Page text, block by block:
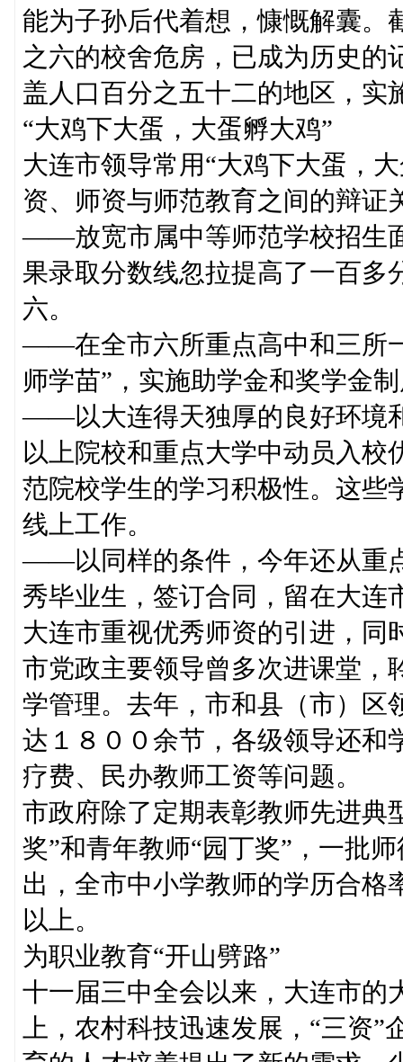
能为子孙后代着想，慷慨解囊。
之六的校舍危房，已成为历史的
盖人口百分之五十二的地区，实
“大鸡下大蛋，大蛋孵大鸡”
大连市领导常用“大鸡下大蛋，
资、师资与师范教育之间的辩证
——放宽市属中等师范学校招生
果录取分数线忽拉提高了一百多
六。
——在全市六所重点高中和三所
师学苗”，实施助学金和奖学金
——以大连得天独厚的良好环境
以上院校和重点大学中动员入
范院校学生的学习积极性。这些
线上工作。
——以同样的条件，今年还从重
秀毕业生，签订合同，留在大连
大连市重视优秀师资的引进，同
市党政主要领导曾多次进课堂，
学管理。去年，市和县（市）区
达１８００余节，各级领导还和
疗费、民办教师工资等问题。
市政府除了定期表彰教师先进典
奖”和青年教师“园丁奖”，一批
出，全市中小学教师的学历合格
以上。
为职业教育“开山劈路”
十一届三中全会以来，大连市的
上，农村科技迅速发展，“三资